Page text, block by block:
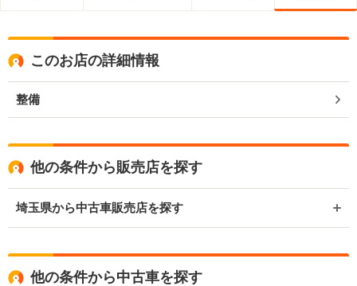
このお店の詳細情報
整備
他の条件から販売店を探す
埼玉県から中古車販売店を探す
他の条件から中古車を探す